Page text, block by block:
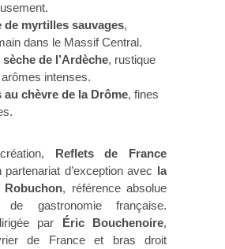
de myrtilles sauvages,
dans le Massif Central.
de l’Ardèche, rustique
intenses.
au chèvre de la Drôme, fines
Reflets de France
partenariat d’exception avec la
, référence absolue
gastronomie française.
par Éric Bouchenoire,
de France et bras droit